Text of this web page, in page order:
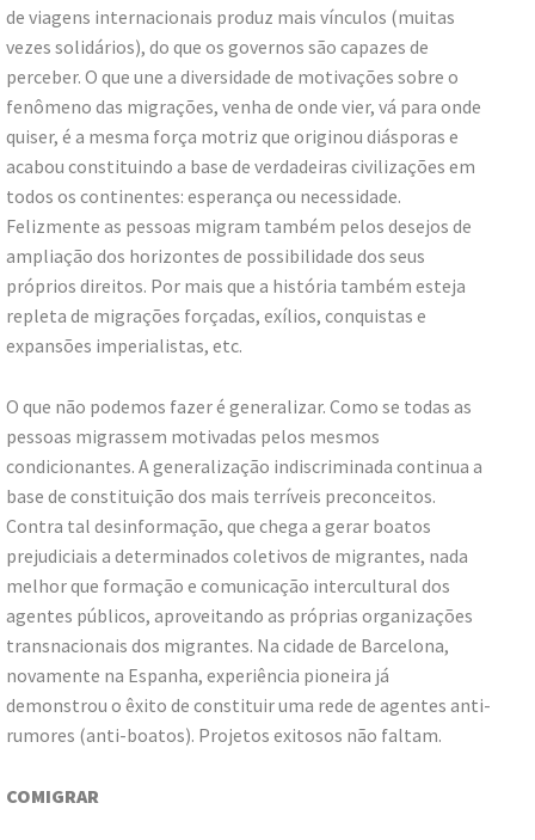
de viagens internacionais produz mais vínculos (muitas
vezes solidários), do que os governos são capazes de
perceber. O que une a diversidade de motivações sobre o
fenômeno das migrações, venha de onde vier, vá para onde
quiser, é a mesma força motriz que originou diásporas e
acabou constituindo a base de verdadeiras civilizações em
todos os continentes: esperança ou necessidade.
Felizmente as pessoas migram também pelos desejos de
ampliação dos horizontes de possibilidade dos seus
próprios direitos. Por mais que a história também esteja
repleta de migrações forçadas, exílios, conquistas e
expansões imperialistas, etc.
O que não podemos fazer é generalizar. Como se todas as
pessoas migrassem motivadas pelos mesmos
condicionantes. A generalização indiscriminada continua a
base de constituição dos mais terríveis preconceitos.
Contra tal desinformação, que chega a gerar boatos
prejudiciais a determinados coletivos de migrantes, nada
melhor que formação e comunicação intercultural dos
agentes públicos, aproveitando as próprias organizações
transnacionais dos migrantes. Na cidade de Barcelona,
novamente na Espanha, experiência pioneira já
demonstrou o êxito de constituir uma rede de agentes anti-
rumores (anti-boatos). Projetos exitosos não faltam.
COMIGRAR